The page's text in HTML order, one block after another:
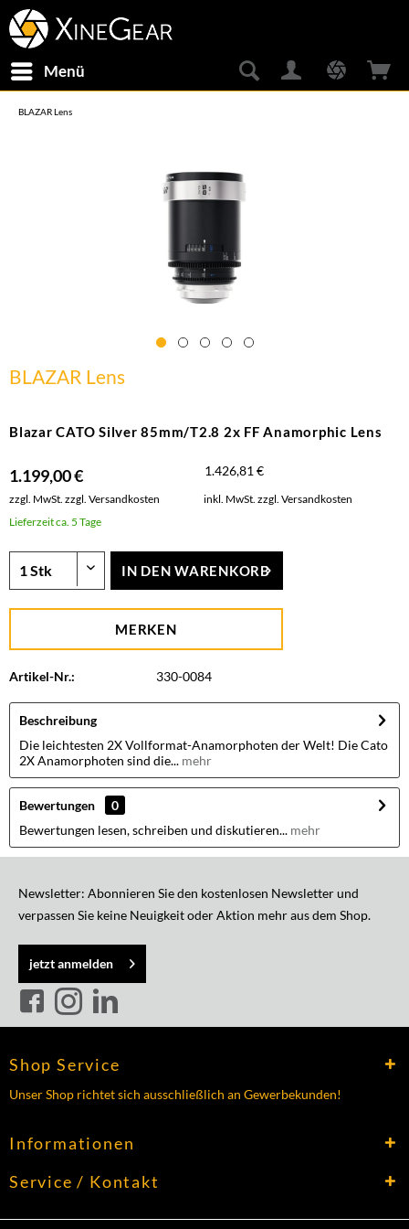
Menü
BLAZAR Lens
BLAZAR Lens
Blazar CATO Silver 85mm/T2.8 2x FF Anamorphic Lens
1.199,00 € 1.426,81 €
zzgl. MwSt. zzgl. Versandkosten inkl. MwSt. zzgl. Versandkosten
Lieferzeit ca. 5 Tage
IN DEN WARENKORB
MERKEN
Artikel-Nr.: 330-0084
Beschreibung
Die leichtesten 2X Vollformat-Anamorphoten der Welt! Die Cato
2X Anamorphoten sind die... mehr
Bewertungen
0
Bewertungen lesen, schreiben und diskutieren... mehr
Newsletter: Abonnieren Sie den kostenlosen Newsletter und
verpassen Sie keine Neuigkeit oder Aktion mehr aus dem Shop.
jetzt anmelden
Shop Service
Unser Shop richtet sich ausschließlich an Gewerbekunden!
Informationen
Service / Kontakt